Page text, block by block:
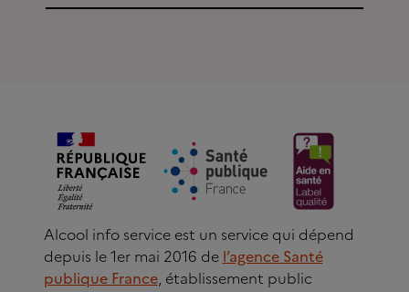
Alcool info service est un service qui dépend
depuis le 1er mai 2016 de l’agence Santé
publique France, établissement public